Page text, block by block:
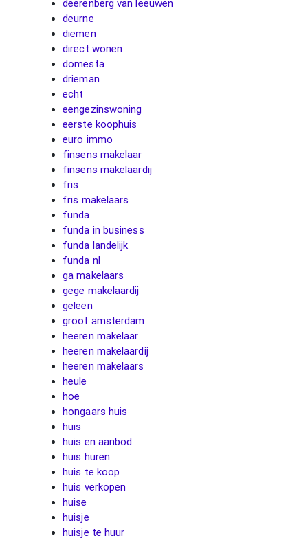
deerenberg van leeuwen
deurne
diemen
direct wonen
domesta
drieman
echt
eengezinswoning
eerste koophuis
euro immo
finsens makelaar
finsens makelaardij
fris
fris makelaars
funda
funda in business
funda landelijk
funda nl
ga makelaars
gege makelaardij
geleen
groot amsterdam
heeren makelaar
heeren makelaardij
heeren makelaars
heule
hoe
hongaars huis
huis
huis en aanbod
huis huren
huis te koop
huis verkopen
huise
huisje
huisje te huur